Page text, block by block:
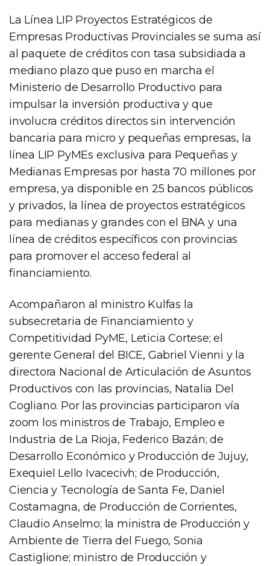
La Línea LIP Proyectos Estratégicos de
Empresas Productivas Provinciales se suma así
al paquete de créditos con tasa subsidiada a
mediano plazo que puso en marcha el
Ministerio de Desarrollo Productivo para
impulsar la inversión productiva y que
involucra créditos directos sin intervención
bancaria para micro y pequeñas empresas, la
línea LIP PyMEs exclusiva para Pequeñas y
Medianas Empresas por hasta 70 millones por
empresa, ya disponible en 25 bancos públicos
y privados, la línea de proyectos estratégicos
para medianas y grandes con el BNA y una
línea de créditos específicos con provincias
para promover el acceso federal al
financiamiento.
Acompañaron al ministro Kulfas la
subsecretaria de Financiamiento y
Competitividad PyME, Leticia Cortese; el
gerente General del BICE, Gabriel Vienni y la
directora Nacional de Articulación de Asuntos
Productivos con las provincias, Natalia Del
Cogliano. Por las provincias participaron vía
zoom los ministros de Trabajo, Empleo e
Industria de La Rioja, Federico Bazán; de
Desarrollo Económico y Producción de Jujuy,
Exequiel Lello Ivacecivh; de Producción,
Ciencia y Tecnología de Santa Fe, Daniel
Costamagna, de Producción de Corrientes,
Claudio Anselmo; la ministra de Producción y
Ambiente de Tierra del Fuego, Sonia
Castiglione; ministro de Producción y